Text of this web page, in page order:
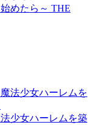
めたら～ THE
少女ハーレムを築